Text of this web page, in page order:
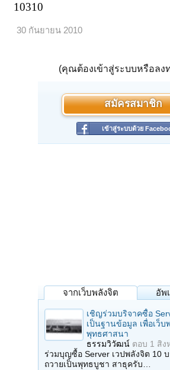
10310
30 กันยายน 2010
(คุณต้องเข้าสู่ระบบหรือลง
สมัครสมาชิก
เข้าสู่ระบบด้วย
จากเว็บพลังจิต อัพ
เชิญร่วมบริจาคซื้อ
เป็นฐานข้อมูล เพื่อเว็บ
พุทธศาสนา
ธรรมวิวัฒน์ ตอบ 1 สิง
ร่วมบุญซื้อ Server เวปพลังจิต 10
ถวายเป็นพุทธบูชา สาธุครับ…